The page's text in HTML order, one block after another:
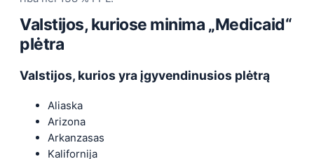
Valstijos, kuriose minima „Medicaid“
plėtra
Valstijos, kurios yra įgyvendinusios plėtrą
Aliaska
Arizona
Arkanzasas
Kalifornija